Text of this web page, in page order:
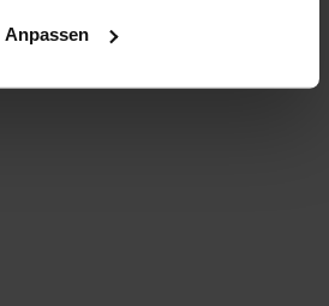
Anpassen